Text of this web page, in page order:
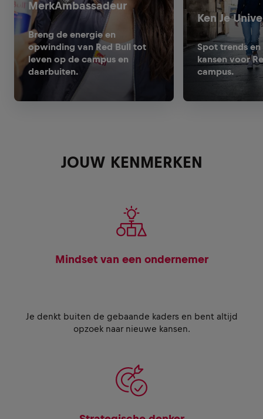
MerkAmbassadeur
Breng de energie en
opwinding van Red Bull tot
leven op de campus en
daarbuiten.
Ken Je
Spot trends
kansen voor
campus.
JOUW KENMERKEN
Mindset van een ondernemer
Je denkt buiten de gebaande kaders en bent altijd
opzoek naar nieuwe kansen.